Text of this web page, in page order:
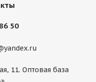
50
11. Оптовая база